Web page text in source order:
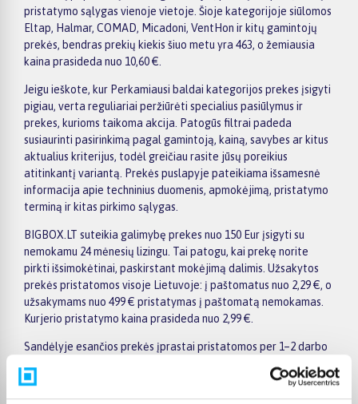
pristatymo sąlygas vienoje vietoje. Šioje kategorijoje siūlomos
Eltap, Halmar, COMAD, Micadoni, VentHon ir kitų gamintojų
prekės, bendras prekių kiekis šiuo metu yra 463, o žemiausia
kaina prasideda nuo 10,60 €.
Jeigu ieškote, kur Perkamiausi baldai kategorijos prekes įsigyti
pigiau, verta reguliariai peržiūrėti specialius pasiūlymus ir
prekes, kurioms taikoma akcija. Patogūs filtrai padeda
susiaurinti pasirinkimą pagal gamintoją, kainą, savybes ar kitus
aktualius kriterijus, todėl greičiau rasite jūsų poreikius
atitinkantį variantą. Prekės puslapyje pateikiama išsamesnė
informacija apie techninius duomenis, apmokėjimą, pristatymo
terminą ir kitas pirkimo sąlygas.
BIGBOX.LT suteikia galimybę prekes nuo 150 Eur įsigyti su
nemokamu 24 mėnesių lizingu. Tai patogu, kai prekę norite
pirkti išsimokėtinai, paskirstant mokėjimą dalimis. Užsakytos
prekės pristatomos visoje Lietuvoje: į paštomatus nuo 2,29 €, o
užsakymams nuo 499 € pristatymas į paštomatą nemokamas.
Kurjerio pristatymo kaina prasideda nuo 2,99 €.
Sandėlyje esančios prekės įprastai pristatomos per 1–2 darbo
nurodomas jos puslapyje. Pasirinktą prekę iš Perkamiausi
baldai kategorijos galite gauti paštomatu, per kurjerį arba, jei